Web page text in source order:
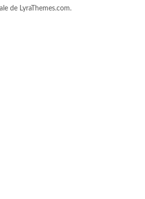
de LyraThemes.com.